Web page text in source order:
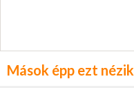
Mások épp ezt nézik